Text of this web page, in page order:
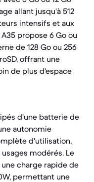
allant jusqu'à 512
intensifs et aux
propose 6 Go ou
de 128 Go ou 256
offrant une
de plus d'espace
d'une batterie de
autonomie
d'utilisation,
modérés. Le
charge rapide de
permettant une